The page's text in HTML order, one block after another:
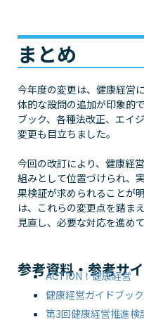
まとめ
今年度の変更は、健康経営
体的な設問の追加が印象的
ブック、各種法改正、エイ
変更も目立ちました。
今回の改訂により、健康経
組みとして位置づけられ、
果検証が求められることが
は、これらの変更点を踏ま
見直し、必要な対応を進め
参考資料・参考サ
ACTION！健康経営
健康経営ガイドブッ
第3回健康経営推進検